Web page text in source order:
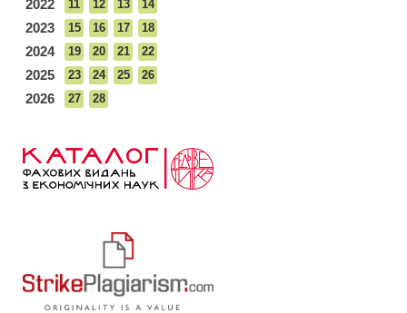
2022 11 12 13 14
2023 15 16 17 18
2024 19 20 21 22
2025 23 24 25 26
2026 27 28